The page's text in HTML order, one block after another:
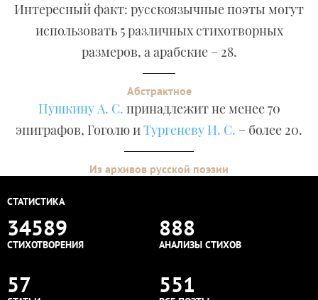
Интересный факт: русскоязычные поэты могут
использовать 5 различных стихотворных
размеров, а арабские – 28.
Абстрактное
Пушкину А. С. принадлежит не менее 70
эпиграфов, Гоголю иТургеневу И. С. – более 20.
Из архивов русской поэзии
СТАТИСТИКА
34589
СТИХОТВОРЕНИЯ
888
АНАЛИЗЫ СТИХОВ
57 551